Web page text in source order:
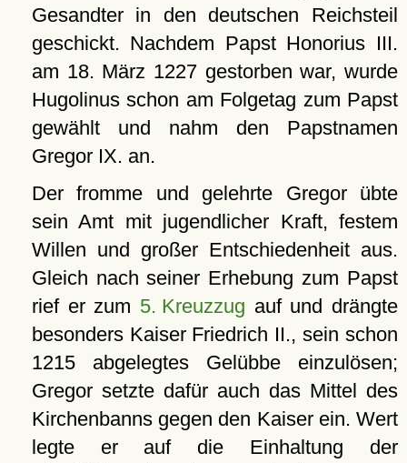
Gesandter in den deutschen Reichsteil
geschickt. Nachdem Papst Honorius III.
am 18. März 1227 gestorben war, wurde
Hugolinus schon am Folgetag zum Papst
gewählt und nahm den Papstnamen
Gregor IX. an.
Der fromme und gelehrte Gregor übte
sein Amt mit jugendlicher Kraft, festem
Willen und großer Entschiedenheit aus.
Gleich nach seiner Erhebung zum Papst
rief er zum 5. Kreuzzug auf und drängte
besonders Kaiser Friedrich II., sein schon
1215 abgelegtes Gelübbe einzulösen;
Gregor setzte dafür auch das Mittel des
Kirchenbanns gegen den Kaiser ein. Wert
legte er auf die Einhaltung der